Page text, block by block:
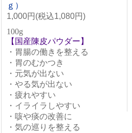
ｇ）
1,000円(税込1,080円)
100g
【国産陳皮パウダー】
・胃腸の働きを整える
・胃のむかつき
・元気が出ない
・やる気が出ない
・疲れやすい
・イライラしやすい
・咳や痰の改善に
・気の巡りを整える